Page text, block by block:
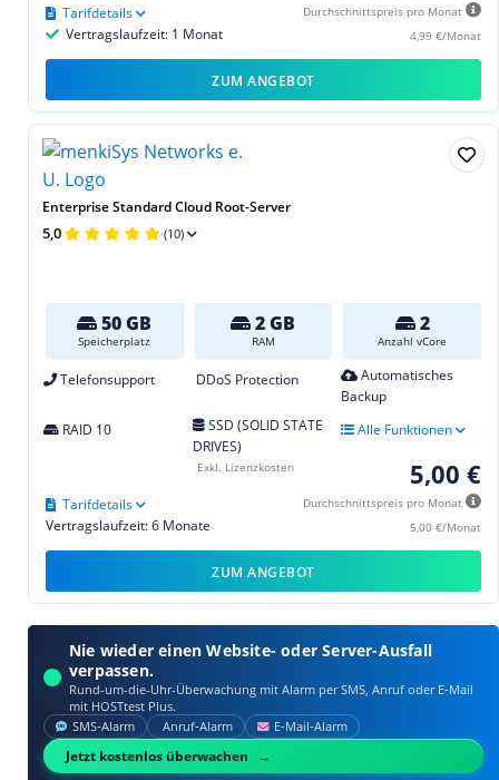
Durchschnittspreis pro Monat
4,99 €/Monat
Vertragslaufzeit: 1 Monat
Tarifdetails
ZUM ANGEBOT
Enterprise Standard Cloud Root-Server
5,0 (10)
50 GB
Speicherplatz
2 GB
RAM
2
Anzahl vCore
Telefonsupport DDoS Protection
Automatisches
Backup
RAID 10
SSD (SOLID STATE
DRIVES)
Alle Funktionen
5,00 €
Durchschnittspreis pro Monat
5,00 €/Monat
Vertragslaufzeit: 6 Monate
Tarifdetails
Exkl. Lizenzkosten
ZUM ANGEBOT
Nie wieder einen Website- oder Server-Ausfall
verpassen.
Rund-um-die-Uhr-Überwachung mit Alarm per SMS, Anruf oder E‑Mail
mit HOSTtest Plus.
SMS‑Alarm Anruf‑Alarm E‑Mail‑Alarm
Jetzt kostenlos überwachen